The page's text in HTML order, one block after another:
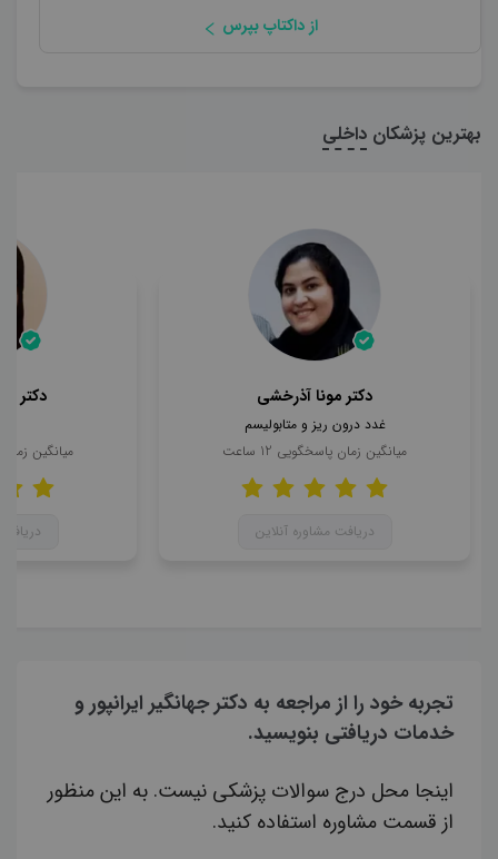
از داکتاپ بپرس
بهترین پزشکان داخلی
دکتر مونا آذرخشی
غدد درون ریز و متابولیسم
میانگین زمان پاسخگویی 12 ساعت
دریافت مشاوره آنلاین
دکتر
میانگین
تجربه خود را از مراجعه به دکتر جهانگیر ایرانپور و
خدمات دریافتی بنویسید.
اینجا محل درج سوالات پزشکی نیست. به این منظور
از قسمت مشاوره استفاده کنید.